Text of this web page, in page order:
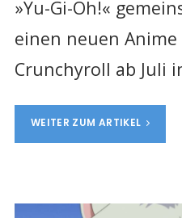
»Yu-Gi-Oh!«
einen neuen
Crunchyroll ab Juli
WEITER ZUM ARTIKEL